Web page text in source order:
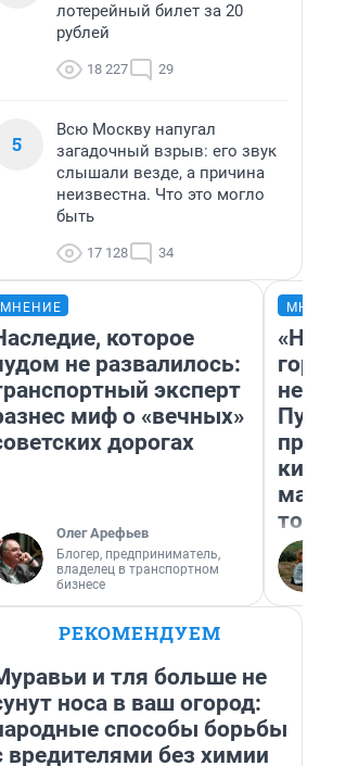
лотерейный билет за 20
рублей
18 227 29
5
Всю Москву напугал
загадочный взрыв: его звук
слышали везде, а причина
неизвестна. Что это могло
быть
17 128 34
МНЕНИЕ
которое
не развалилось:
эксперт
миф о «вечных»
дорогах
Олег Арефьев
Блогер, предприниматель,
владелец в транспортном
бизнесе
«Нет
того
РЕКОМЕНДУЕМ
и тля больше не
носа в ваш огород:
способы борьбы
вредителями без химии